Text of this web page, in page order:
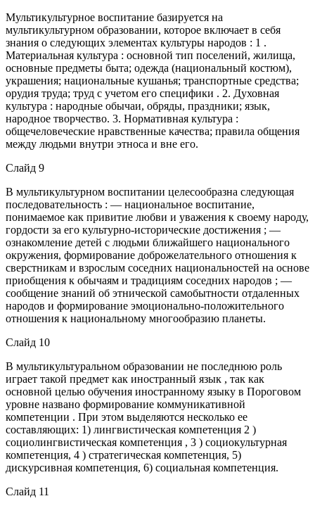
Мультикультурное воспитание базируется на
мультикультурном образовании, которое включает в себя
знания о следующих элементах культуры народов : 1 .
Материальная культура : основной тип поселений, жилища,
основные предметы быта; одежда (национальный костюм),
украшения; национальные кушанья; транспортные средства;
орудия труда; труд с учетом его специфики . 2. Духовная
культура : народные обычаи, обряды, праздники; язык,
народное творчество. 3. Нормативная культура :
общечеловеческие нравственные качества; правила общения
между людьми внутри этноса и вне его.
Слайд 9
В мультикультурном воспитании целесообразна следующая
последовательность : — национальное воспитание,
понимаемое как привитие любви и уважения к своему народу,
гордости за его культурно-исторические достижения ; —
ознакомление детей с людьми ближайшего национального
окружения, формирование доброжелательного отношения к
сверстникам и взрослым соседних национальностей на основе
приобщения к обычаям и традициям соседних народов ; —
сообщение знаний об этнической самобытности отдаленных
народов и формирование эмоционально-положительного
отношения к национальному многообразию планеты.
Слайд 10
В мультикультуральном образовании не последнюю роль
играет такой предмет как иностранный язык , так как
основной целью обучения иностранному языку в Пороговом
уровне названо формирование коммуникативной
компетенции . При этом выделяются несколько ее
составляющих: 1) лингвистическая компетенция 2 )
социолингвистическая компетенция , 3 ) социокультурная
компетенция, 4 ) стратегическая компетенция, 5)
дискурсивная компетенция, 6) социальная компетенция.
Слайд 11